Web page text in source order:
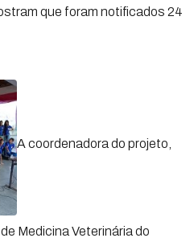
que foram notificados 24
A coordenadora do projeto,
Medicina Veterinária do